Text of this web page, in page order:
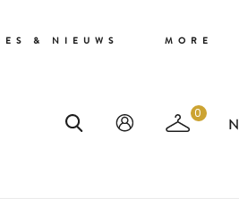
& NIEUWS MORE
0